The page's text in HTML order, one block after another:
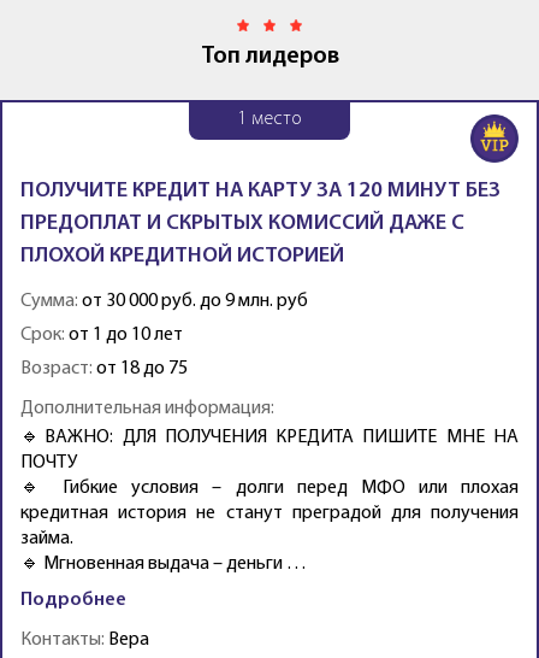
Топ лидеров
1 место
ПОЛУЧИТЕ КРЕДИТ НА КАРТУ ЗА 120 МИНУТ БЕЗ
ПРЕДОПЛАТ И СКРЫТЫХ КОМИССИЙ ДАЖЕ С
ПЛОХОЙ КРЕДИТНОЙ ИСТОРИЕЙ
Сумма: от 30 000 руб. до 9 млн. руб
Срок: от 1 до 10 лет
Возраст: от 18 до 75
Дополнительная информация:
🔹ВАЖНО: ДЛЯ ПОЛУЧЕНИЯ КРЕДИТА ПИШИТЕ МНЕ НА
ПОЧТУ
🔹 Гибкие условия – долги перед МФО или плохая
кредитная история не станут преградой для получения
займа.
🔹 Мгновенная выдача – деньги …
Подробнее
Контакты: Вера